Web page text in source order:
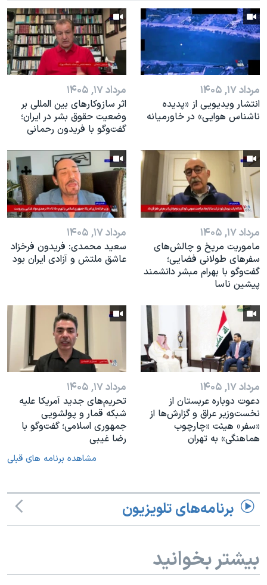
نرگس محمدی برنده جایزه نوبل صلح
همایش محافظه‌کاران آمریکا «سی‌پک»
صفحه‌های ویژه
سفر پرزیدنت ترامپ به چینمرداد ۱۷, ۱۴۰۵
انتشار ویدیویی از «پدیده‌
ناشناس هوایی» در خاورمیانه
مرداد ۱۷, ۱۴۰۵
اثر ساز‌و‌کارهای بین المللی بر
وضعیت حقوق بشر در ایران؛
گفت‌وگو با فریدون رحمانی
مرداد ۱۷, ۱۴۰۵
ماموریت مریخ و چالش‌های
سفرهای طولانی فضایی؛
گفت‌وگو با بهرام مبشر دانشمند
پیشین ناسا
مرداد ۱۷, ۱۴۰۵
سعید محمدی: فریدون فرخزاد
عاشق ملتش و آزادی ایران بود
مرداد ۱۷, ۱۴۰۵
دعوت دوباره عربستان از
نخست‌وزیر عراق و گزارش‌ها از
«سفر» هیئت «چارچوب
هماهنگی» به تهران
مرداد ۱۷, ۱۴۰۵
تحریم‌های جدید آمریکا علیه
شبکه قمار و پولشویی
جمهوری اسلامی؛ گفت‌وگو با
رضا غیبی
مشاهده برنامه های قبلی
برنامه‌های تلویزیون
بیشتر بخوانید